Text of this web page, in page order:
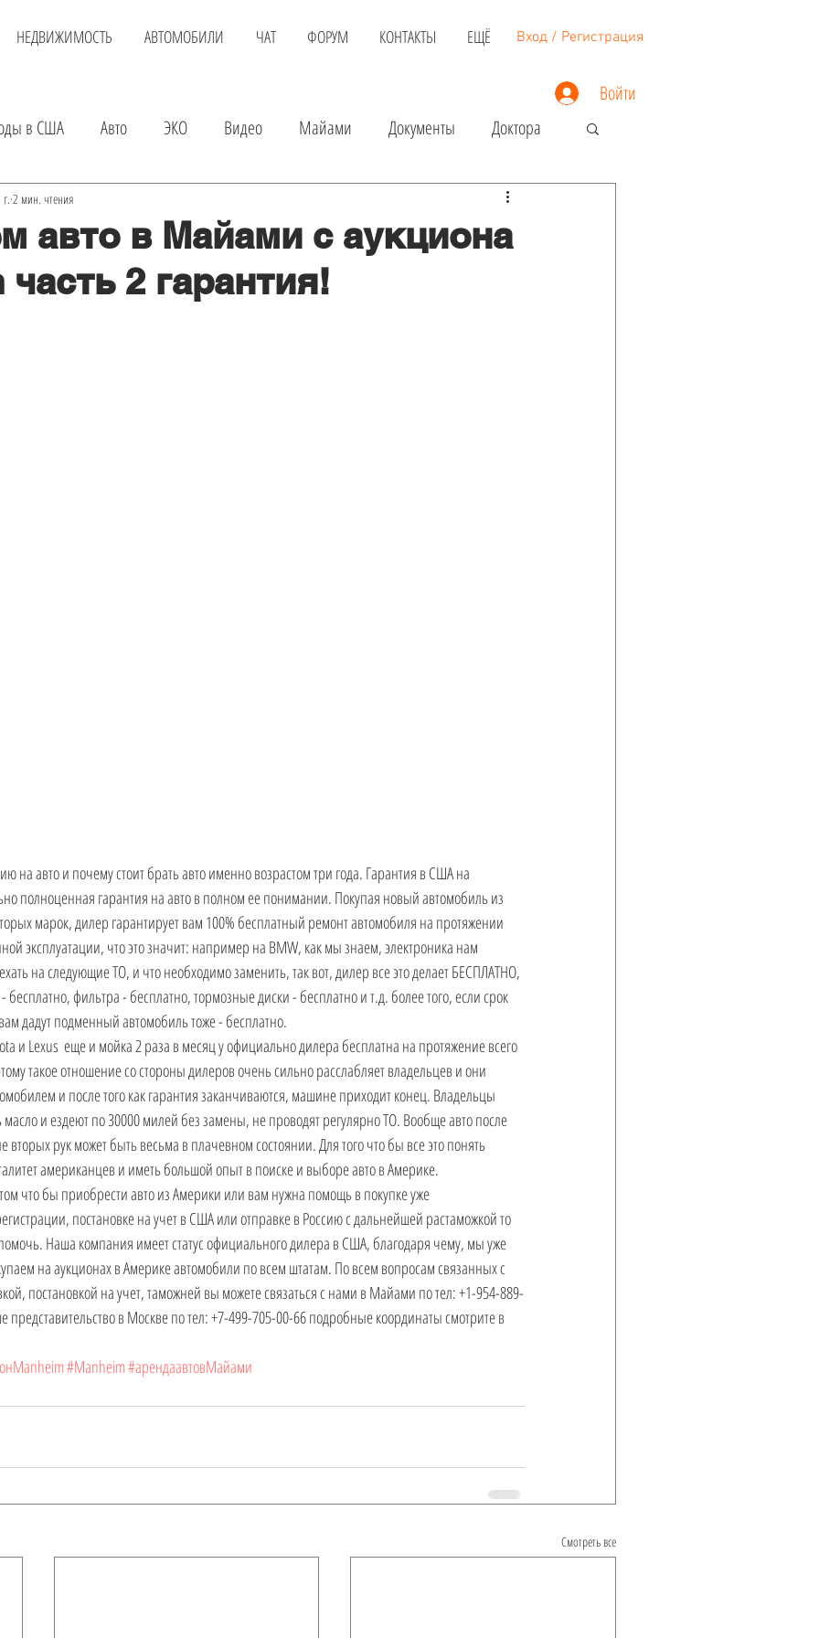
НЕДВИЖИМОСТЬ АВТОМОБИЛИ ЧАТ ФОРУМ КОНТАКТЫ ЕЩЁ Вход / Регистрация
Войти
в США Авто ЭКО Видео Майами Документы Доктора
Детские магазины Недвижимость
авто Экскурсии в Майами Шопинг
авто в Майами с аукциона
часть 2 гарантия!
2 мин. чтения
на авто и почему стоит брать авто именно возрастом три года. Гарантия в США на
полноценная гарантия на авто в полном ее понимании. Покупая новый автомобиль из
марок, дилер гарантирует вам 100% бесплатный ремонт автомобиля на протяжении
эксплуатации, что это значит: например на BMW, как мы знаем, электроника нам
на следующие ТО, и что необходимо заменить, так вот, дилер все это делает БЕСПЛАТНО,
бесплатно, фильтра - бесплатно, тормозные диски - бесплатно и т.д. более того, если срок
дадут подменный автомобиль тоже - бесплатно.
и Lexus  еще и мойка 2 раза в месяц у официально дилера бесплатна на протяжение всего
такое отношение со стороны дилеров очень сильно расслабляет владельцев и они
и после того как гарантия заканчиваются, машине приходит конец. Владельцы
и ездеют по 30000 милей без замены, не проводят регулярно ТО. Вообще авто после
вторых рук может быть весьма в плачевном состоянии. Для того что бы все это понять
американцев и иметь большой опыт в поиске и выборе авто в Америке.
что бы приобрести авто из Америки или вам нужна помощь в покупке уже
постановке на учет в США или отправке в Россию с дальнейшей растаможкой то
Наша компания имеет статус официального дилера в США, благодаря чему, мы уже
на аукционах в Америке автомобили по всем штатам. По всем вопросам связанных с
постановкой на учет, таможней вы можете связаться с нами в Майами по тел: +1-954-889-
представительство в Москве по тел: +7-499-705-00-66 подробные координаты смотрите в
#Manheim#арендаавтовМайами
Смотреть все